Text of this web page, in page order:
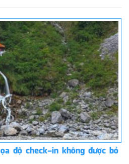
độ check-in không được bỏ